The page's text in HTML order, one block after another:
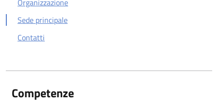
Organizzazione
Sede principale
Contatti
Competenze